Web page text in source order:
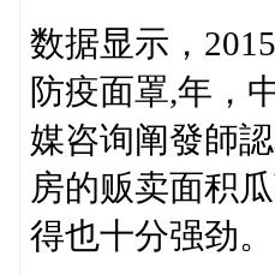
数据显示，
防疫面罩,年，
媒咨询阐發師
房的贩卖面积
得也十分强劲。